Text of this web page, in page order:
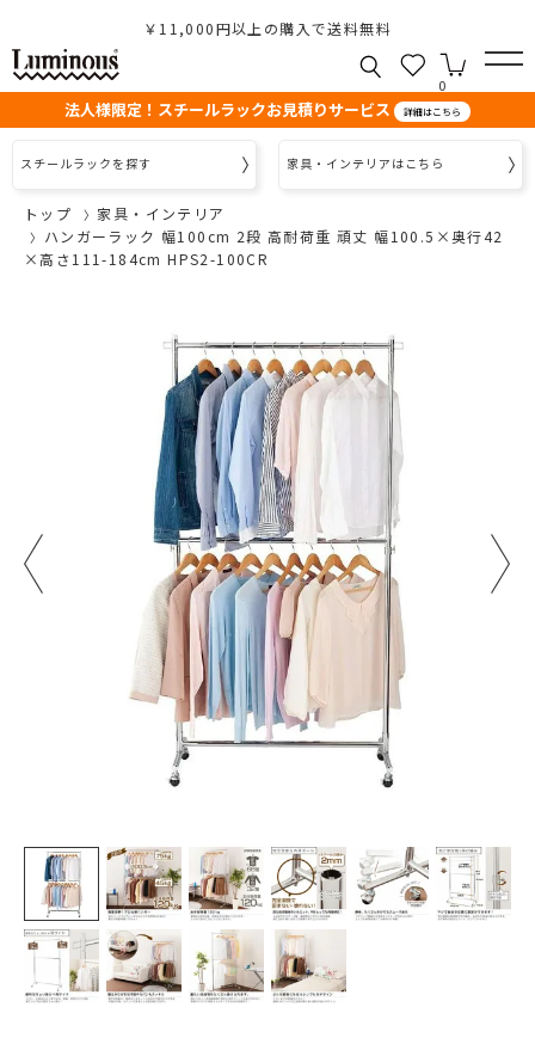
￥11,000円以上の購入で送料無料
0
法人様限定！スチールラックお見積りサービス 詳細はこちら
スチールラックを探す 家具・インテリアはこちら
トップ
家具・インテリア
ハンガーラック 幅100cm 2段 高耐荷重 頑丈 幅100.5×奥行42
×高さ111-184cm HPS2-100CR